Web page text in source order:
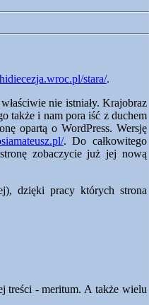
stara/.
nie istniały. Krajobraz
także i nam pora iść z duchem
opartą o WordPress. Wersję
. Do całkowitego
zobaczycie już jej nową
dzięki pracy których strona
treści - meritum. A także wielu